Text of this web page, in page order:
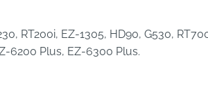
RT200i, EZ-1305, HD90, G530,
6200 Plus, EZ-6300 Plus.